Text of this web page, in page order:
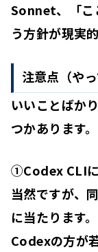
Sonnet、「こ
う方針が現実
注意点（や
いいことばか
つかあります。
①Codex CLIに
当然ですが、
に当たります
Codexの方が